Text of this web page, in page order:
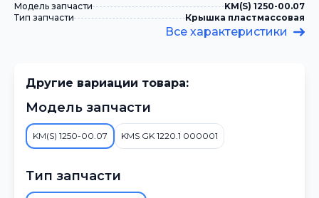
Модель запчасти
KM(S) 1250-00.07
Тип запчасти
Крышка пластмассовая
Все характеристики
Другие вариации товара:
Модель запчасти
KM(S) 1250-00.07 KMS GK 1220.1 000001
Тип запчасти